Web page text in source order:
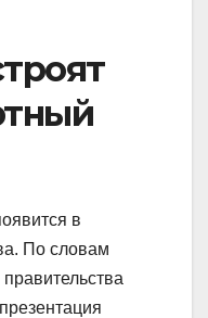
в
По словам